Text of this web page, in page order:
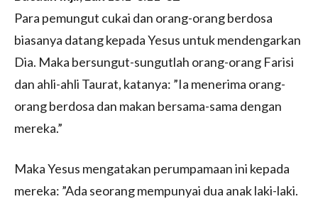
Para pemungut cukai dan orang-orang berdosa
biasanya datang kepada Yesus untuk mendengarkan
Dia. Maka bersungut-sungutlah orang-orang Farisi
dan ahli-ahli Taurat, katanya: ”Ia menerima orang-
orang berdosa dan makan bersama-sama dengan
mereka.”
Maka Yesus mengatakan perumpamaan ini kepada
mereka: ”Ada seorang mempunyai dua anak laki-laki.